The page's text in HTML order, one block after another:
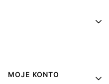
MOJE KONTO